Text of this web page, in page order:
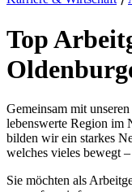
Top
Gemeinsam mit
lebenswerte Region im
bilden wir ein starkes
welches vieles bewegt
Sie möchten als